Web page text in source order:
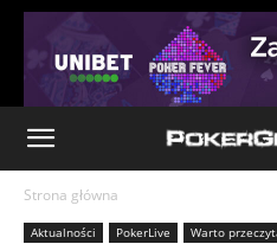
Strona główna
Aktualności PokerLive Warto